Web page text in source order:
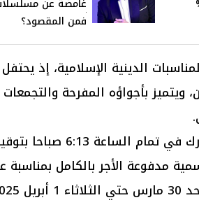
غامضة عن
فمن المقصود؟
الدينية الإسلامية، إذ
، ويتميز بأجواؤه المفرحة والتجمعات
في تمام الساعة 6:13 صباحا بتوقيت
مدفوعة الأجربالكامل بمناسبة
2025.